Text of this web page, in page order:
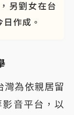
另劉女在台
作成。
灣為依親居留
音平台，以